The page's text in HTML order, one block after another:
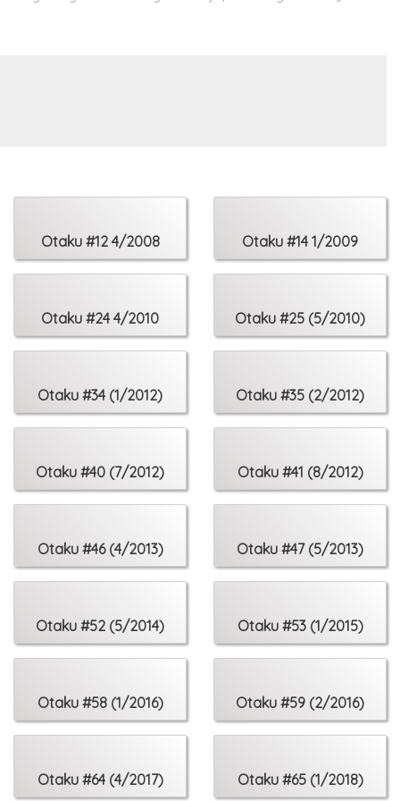
ga Kill!
Detatoko Princess
Otaku #12 4/2008 Otaku #14 1/2009
Otaku #24 4/2010 Otaku #25 (5/2010)
Otaku #34 (1/2012) Otaku #35 (2/2012)
Otaku #40 (7/2012) Otaku #41 (8/2012)
Otaku #46 (4/2013) Otaku #47 (5/2013)
Otaku #52 (5/2014) Otaku #53 (1/2015)
Otaku #58 (1/2016) Otaku #59 (2/2016)
Otaku #64 (4/2017) Otaku #65 (1/2018)